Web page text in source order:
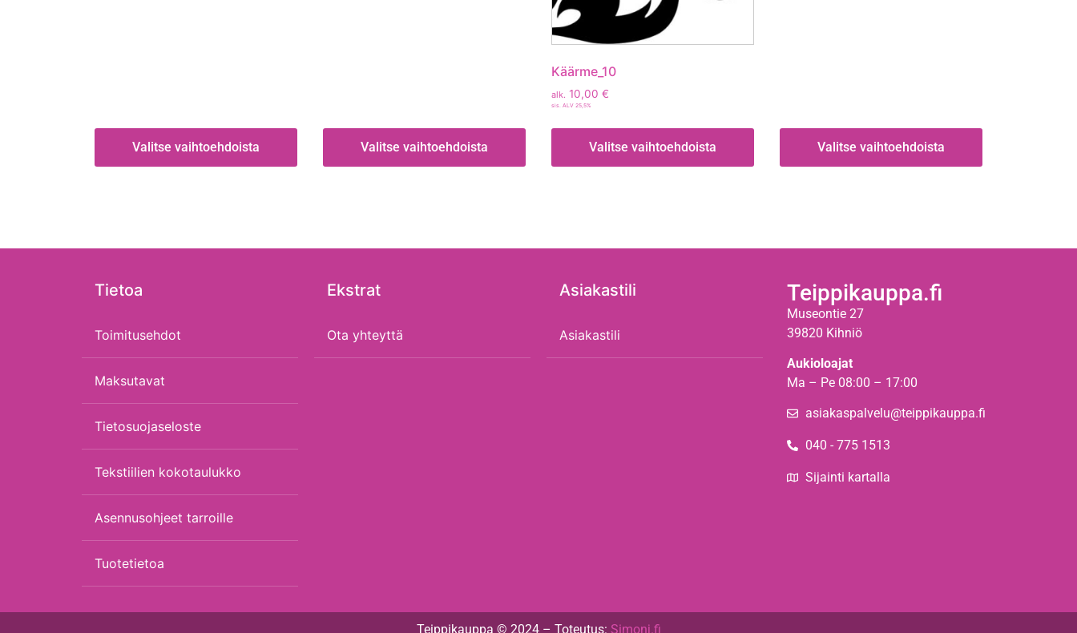
Valitse vaihtoehdoista Valitse vaihtoehdoista
Käärme_10
alk. 10,00 €
sis. ALV 25,5%
Valitse vaihtoehdoista Valitse vaihtoehdoista
Tietoa
Toimitusehdot
Maksutavat
Tietosuojaseloste
Tekstiilien kokotaulukko
Asennusohjeet tarroille
Tuotetietoa
Ekstrat
Ota yhteyttä
Asiakastili
Asiakastili
Teippikauppa.fi
Museontie 27
39820 Kihniö
Aukioloajat
Ma – Pe 08:00 – 17:00
asiakaspalvelu@teippikauppa.fi
040 - 775 1513
Sijainti kartalla
Teippikauppa © 2024 – Toteutus: Simonj.fi